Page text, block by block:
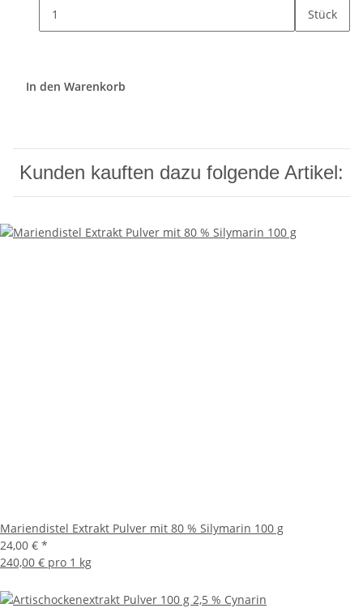
Stück
In den Warenkorb
Kunden kauften dazu folgende Artikel:
Mariendistel Extrakt Pulver mit 80 % Silymarin 100 g
24,00 € *
240,00 € pro 1 kg